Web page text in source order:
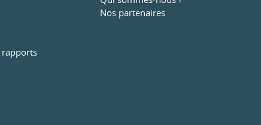
rapports
Nos partenaires